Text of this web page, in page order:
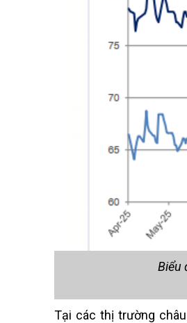
Biểu
Tại các thị trường